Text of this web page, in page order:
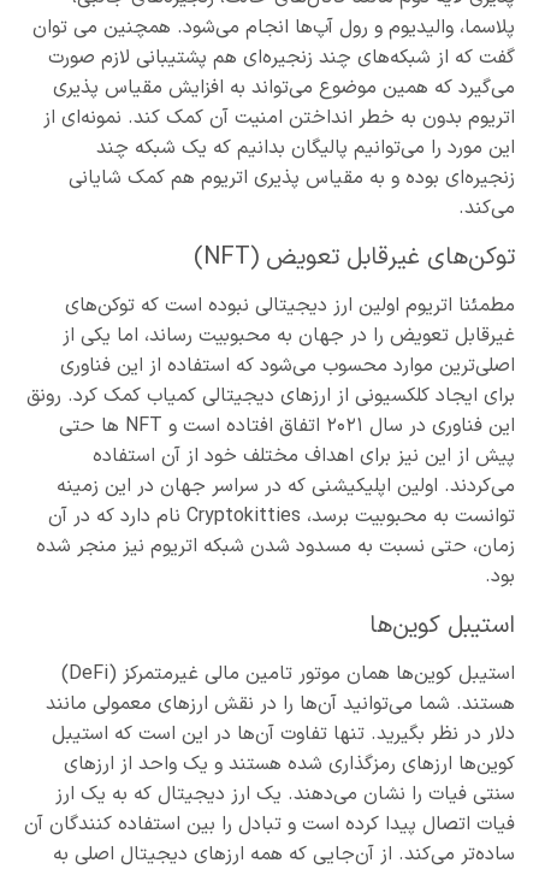
پلاسما، والیدیوم و رول آپ‌ها انجام می‌شود. همچنین می توان
گفت که از شبکه‌های چند زنجیره‌ای هم پشتیبانی لازم صورت
می‌گیرد که همین موضوع می‌تواند به افزایش مقیاس پذیری
اتریوم بدون به خطر انداختن امنیت آن کمک کند. نمونه‌ای از
این مورد را می‌توانیم پالیگان بدانیم که یک شبکه چند
زنجیره‌ای بوده و به مقیاس پذیری اتریوم هم کمک شایانی
می‌کند.
توکن‌های غیرقابل تعویض (NFT)
مطمئنا اتریوم اولین ارز دیجیتالی نبوده است که توکن‌های
غیرقابل تعویض را در جهان به محبوبیت رساند، اما یکی از
اصلی‌ترین موارد محسوب می‌شود که استفاده از این فناوری
برای ایجاد کلکسیونی از ارزهای دیجیتالی کمیاب کمک کرد. رونق
این فناوری در سال ۲۰۲۱ اتفاق افتاده است و NFT ها حتی
پیش از این نیز برای اهداف مختلف خود از آن استفاده
می‌کردند. اولین اپلیکیشنی که در سراسر جهان در این زمینه
توانست به محبوبیت برسد، Cryptokitties نام دارد که در آن
زمان، حتی نسبت به مسدود شدن شبکه اتریوم نیز منجر شده
بود.
استیبل کوین‌ها
استیبل‌ کوین‌ها همان موتور تامین مالی غیرمتمرکز (DeFi)
هستند. شما می‌توانید آن‌ها را در نقش ارزهای معمولی مانند
دلار در نظر بگیرید. تنها تفاوت آن‌ها در این است که استیبل
کوین‌ها ارزهای رمزگذاری شده هستند و یک واحد از ارزهای
سنتی فیات را نشان می‌دهند. یک ارز دیجیتال که به یک ارز
فیات اتصال پیدا کرده است و تبادل را بین استفاده کنندگان آن
ساده‌تر می‌کند. از آن‌جایی که همه ارزهای دیجیتال اصلی به